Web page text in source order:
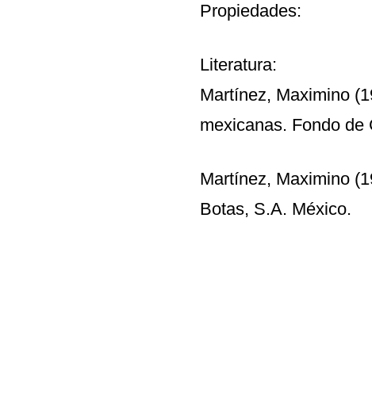
Propiedades:
Literatura:
Martínez, Maximino
mexicanas. Fondo de
Martínez, Maximino
Botas, S.A. México.